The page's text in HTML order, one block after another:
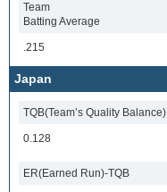
Team
Batting Average
.215
Japan
TQB(Team’s Quality Balance)
0.128
ER(Earned Run)-TQB